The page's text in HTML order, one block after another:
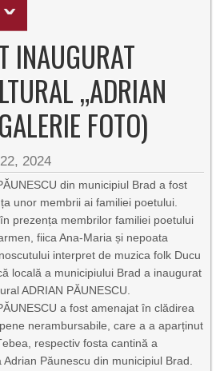
INAUGURAT
„ADRIAN
FOTO)
2024
din municipiul Brad a fost
unor membrii ai familiei poetului.
prezența membrilor familiei poetului
fiica Ana-Maria și nepoata
interpret de muzica folk Ducu
locală a municipiului Brad a inaugurat
ADRIAN PĂUNESCU.
a fost amenajat în clădirea
nerambursabile, care a a aparținut
respectiv fosta cantină a
Păunescu din municipiul Brad.